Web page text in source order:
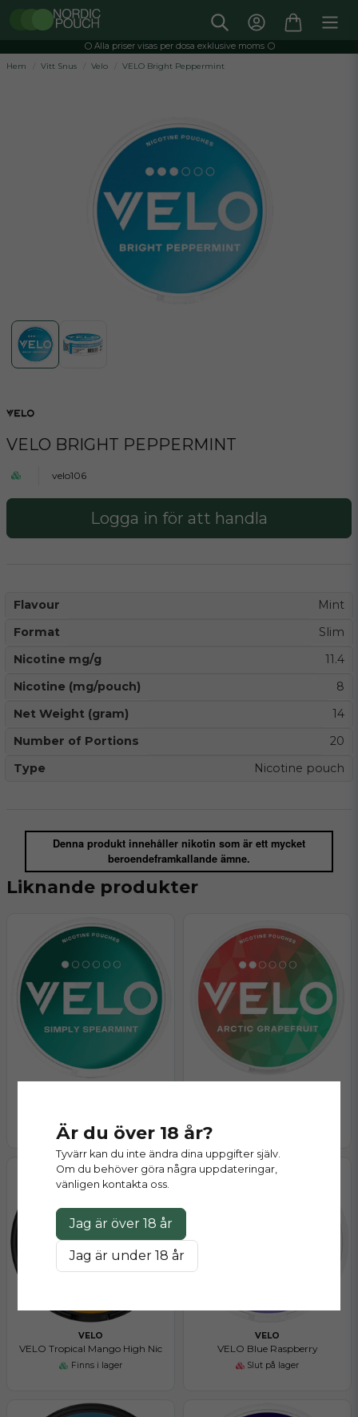
⚪️ Alla priser visas per dosa exklusive moms ⚪️
Hem
Vitt Snus Velo VELO Bright Peppermint
VELO BRIGHT PEPPERMINT
velo106
Logga in för att handla
Flavour
Mint
Format
Slim
Nicotine mg/g
11.4
Nicotine (mg/pouch)
8
Net Weight (gram)
14
Number of Portions
20
Type
Nicotine pouch
Denna produkt innehåller nikotin som är ett mycket
beroendeframkallande ämne.
Liknande produkter
VELO
VELO Tropical Mango High Nic
Finns i lager
VELO
VELO Blue Raspberry
Slut på lager
Är du över 18 år?
Tyvärr kan du inte ändra dina uppgifter själv.
Om du behöver göra några uppdateringar,
vänligen kontakta oss.
Jag är över 18 år
Jag är under 18 år